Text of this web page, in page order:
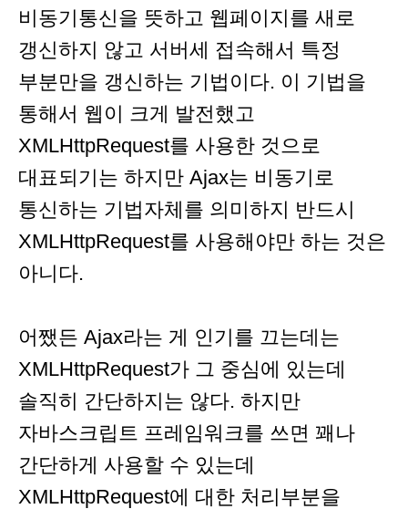
비동기통신을 뜻하고 웹페이지를 새로
갱신하지 않고 서버세 접속해서 특정
부분만을 갱신하는 기법이다. 이 기법을
통해서 웹이 크게 발전했고
XMLHttpRequest를 사용한 것으로
대표되기는 하지만 Ajax는 비동기로
통신하는 기법자체를 의미하지 반드시
XMLHttpRequest를 사용해야만 하는 것은
아니다.
어쨌든 Ajax라는 게 인기를 끄는데는
XMLHttpRequest가 그 중심에 있는데
솔직히 간단하지는 않다. 하지만
자바스크립트 프레임워크를 쓰면 꽤나
간단하게 사용할 수 있는데
XMLHttpRequest에 대한 처리부분을